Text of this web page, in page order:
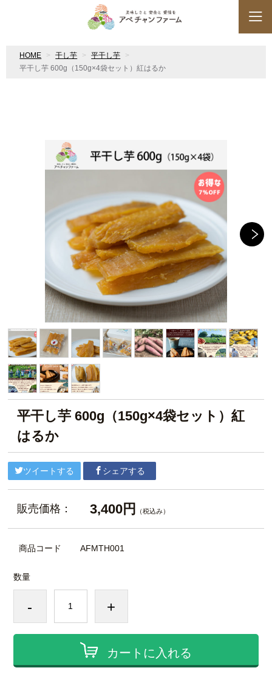
HOME 干し芋
平干し芋
平干し芋 600g（150g×4袋セット）紅はるか
平干し芋 600g（150g×4袋セット）紅
はるか
ツイートする シェアする
販売価格： 3,400円 （税込み）
商品コード AFMTH001
数量
- +
カートに入れる